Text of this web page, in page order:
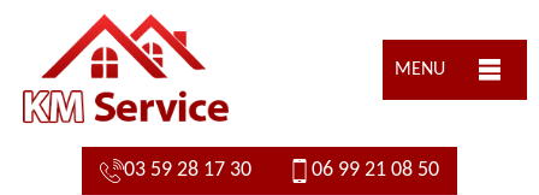
MENU
03 59 28 17 30 06 99 21 08 50